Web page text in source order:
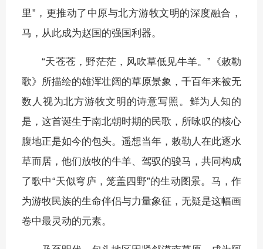
里”，更推动了中原与北方游牧文明的深度融合，
马，从此成为赵国的强国利器。
“天苍苍，野茫茫，风吹草低见牛羊。”《敕勒
歌》所描绘的雄浑壮阔的草原景象，千百年来被无
数人视为北方游牧文明的诗意写照。鲜为人知的
是，这首诞生于南北朝时期的民歌，所咏叹的核心
腹地正是如今的包头。遥想当年，敕勒人在此逐水
草而居，他们放牧的牛羊、驾驭的骏马，共同构成
了歌中“天似穹庐，笼盖四野”的生动图景。马，作
为游牧民族的生命伴侣与力量象征，无疑是这幅画
卷中最灵动的元素。